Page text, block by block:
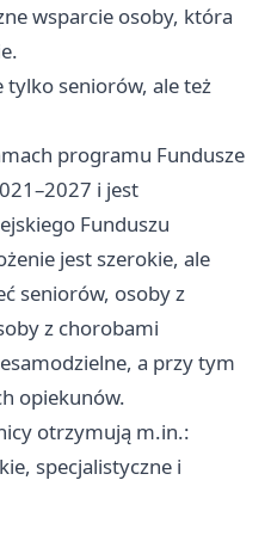
wsparcie osoby, która
seniorów, ale też
programu Fundusze
i jest
Funduszu
jest szerokie, ale
seniorów, osoby z
z chorobami
a przy tym
opiekunów.
otrzymują m.in.:
specjalistyczne i